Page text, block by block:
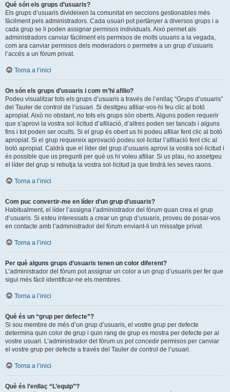
Què són els grups d’usuaris?
Els grups d’usuaris divideixen la comunitat en seccions gestionables més
fàcilment pels administradors. Cada usuari pot pertànyer a diversos grups i a
cada grup se li poden assignar permisos individuals. Això permet als
administradors canviar fàcilment els permisos de molts usuaris a la vegada,
com ara canviar permisos dels moderadors o permetre a un grup d’usuaris
l’accés a un fòrum privat.
Torna a l’inici
On són els grups d’usuaris i com m’hi afilio?
Podeu visualitzar tots els grups d’usuaris a través de l’enllaç “Grups d’usuaris”
del Tauler de control de l’usuari. Si desitgeu afiliar-vos-hi feu clic al botó
apropiat. Això no obstant, no tots els grups són oberts. Alguns poden requerir
que s’aprovi la vostra sol·licitud d’afiliació, d’altres poden ser tancats i alguns
fins i tot poden ser ocults. Si el grup és obert us hi podeu afiliar fent clic al botó
apropiat. Si el grup requereix aprovació podeu sol·licitar l’afiliació fent clic al
botó apropiat. Caldrà que el líder del grup d’usuaris aprovi la vostra sol·licitud i
és possible que us pregunti per què us hi voleu afiliar. Si us plau, no assetgeu
el líder del grup si rebutja la vostra sol·licitud ja que tindrà les seves raons.
Torna a l’inici
Com puc convertir-me en líder d’un grup d’usuaris?
Habitualment, el líder l’assigna l’administrador del fòrum quan crea el grup
d’usuaris. Si esteu interessats a crear un grup d’usuaris, proveu de posar-vos
en contacte amb l’administrador del fòrum enviant-li un missatge privat.
Torna a l’inici
Per què alguns grups d’usuaris tenen un color diferent?
L’administrador del fòrum pot assignar un color a un grup d’usuaris per fer que
sigui més fàcil identificar-ne els membres.
Torna a l’inici
Què és un “grup per defecte”?
Si sou membre de més d’un grup d’usuaris, el vostre grup per defecte
determina quin color de grup i quin rang de grup es mostra per defecte per al
vostre usuari. L’administrador del fòrum us pot concedir permisos per canviar
el vostre grup per defecte a través del Tauler de control de l’usuari.
Torna a l’inici
Què és l’enllaç “L’equip”?